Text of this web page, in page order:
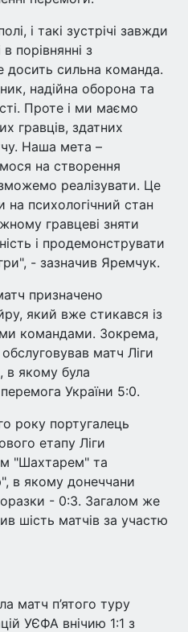
і такі зустрічі завжди
порівнянні з
досить сильна команда.
надійна оборона та
Проте і ми маємо
гравців, здатних
Наша мета –
на створення
реалізувати. Це
психологічний стан
гравцеві зняти
і продемонструвати
- зазначив Яремчук.
призначено
який вже стикався із
командами. Зокрема,
матч Ліги
в якому була
України 5:0.
року португалець
етапу Ліги
"Шахтарем" та
в якому донеччани
- 0:3. Загалом же
шість матчів за участю
матч п’ятого туру
УЄФА внічию 1:1 з